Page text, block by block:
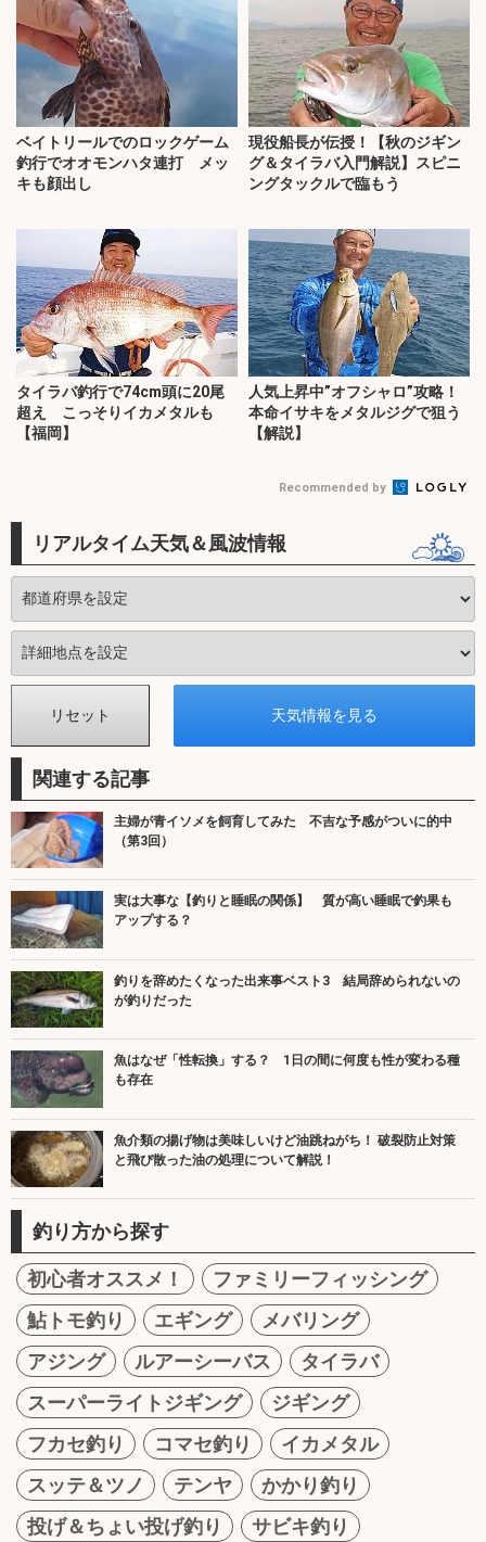
ベイトリールでのロックゲーム
釣行でオオモンハタ連打 メッ
キも顔出し
現役船長が伝授！【秋のジギン
グ＆タイラバ入門解説】スピニ
ングタックルで臨もう
タイラバ釣行で74cm頭に20尾
超え こっそりイカメタルも
【福岡】
人気上昇中”オフシャロ”攻略！
本命イサキをメタルジグで狙う
【解説】
Recommended by
リアルタイム天気＆風波情報
関連する記事
主婦が青イソメを飼育してみた 不吉な予感がついに的中
（第3回）
実は大事な【釣りと睡眠の関係】 質が高い睡眠で釣果も
アップする？
釣りを辞めたくなった出来事ベスト3 結局辞められないの
が釣りだった
魚はなぜ「性転換」する？ 1日の間に何度も性が変わる種
も存在
魚介類の揚げ物は美味しいけど油跳ねがち！ 破裂防止対策
と飛び散った油の処理について解説！
釣り方から探す
初心者オススメ！
ファミリーフィッシング
鮎トモ釣り
エギング
メバリング
アジング
ルアーシーバス
タイラバ
スーパーライトジギング
ジギング
フカセ釣り
コマセ釣り
イカメタル
スッテ＆ツノ
テンヤ
かかり釣り
投げ＆ちょい投げ釣り
サビキ釣り